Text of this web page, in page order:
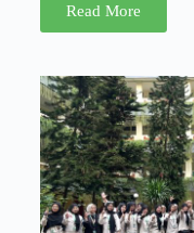
Read More